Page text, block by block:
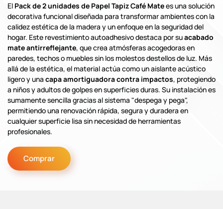
El Pack de 2 unidades de Papel Tapiz Café Matees una solución
decorativa funcional diseñada para transformar ambientes con la
calidez estética de la madera y un enfoque en la seguridad del
hogar. Este revestimiento autoadhesivo destaca por suacabado
mate antirreflejante, que crea atmósferas acogedoras en
paredes, techos o muebles sin los molestos destellos de luz. Más
allá de la estética, el material actúa como un aislante acústico
ligero y una capa amortiguadora contra impactos, protegiendo
a niños y adultos de golpes en superficies duras. Su instalación es
sumamente sencilla gracias al sistema "despega y pega",
permitiendo una renovación rápida, segura y duradera en
cualquier superficie lisa sin necesidad de herramientas
profesionales.
Comprar